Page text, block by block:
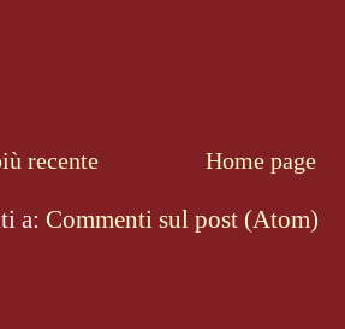
recente Home page
a: Commenti sul post (Atom)